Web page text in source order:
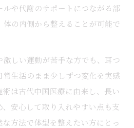
ルや代謝のサポートにつながる部
の内側から整えることが可能で
激しい運動が苦手な方でも、耳つ
生活のまま少しずつ変化を実感
は古代中国医療に由来し、長い
安心して取り入れやすい点も支
方法で体型を整えたい方にとっ